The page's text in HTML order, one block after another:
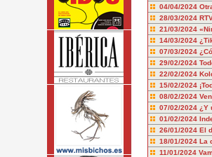
04/04/2024
28/03/2024
21/03/2024
14/03/2024
07/03/2024
29/02/2024
22/02/2024
15/02/2024
08/02/2024
07/02/2024 ¿Y
01/02/2024
26/01/2024 El
18/01/2024 La
11/01/2024